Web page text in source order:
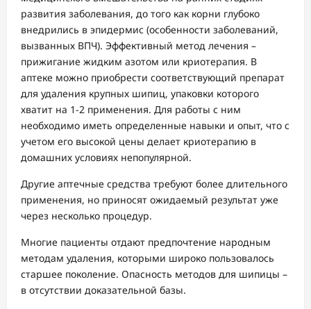
развития заболевания, до того как корни глубоко
внедрились в эпидермис (особенности заболеваний,
вызванных ВПЧ). Эффективный метод лечения –
прижигание жидким азотом или криотерапия. В
аптеке можно приобрести соответствующий препарат
для удаления крупных шипиц, упаковки которого
хватит на 1-2 применения. Для работы с ним
необходимо иметь определенные навыки и опыт, что с
учетом его высокой цены делает криотерапию в
домашних условиях непопулярной.
Другие аптечные средства требуют более длительного
применения, но приносят ожидаемый результат уже
через несколько процедур.
Многие пациенты отдают предпочтение народным
методам удаления, которыми широко пользовалось
старшее поколение. Опасность методов для шипицы –
в отсутствии доказательной базы.